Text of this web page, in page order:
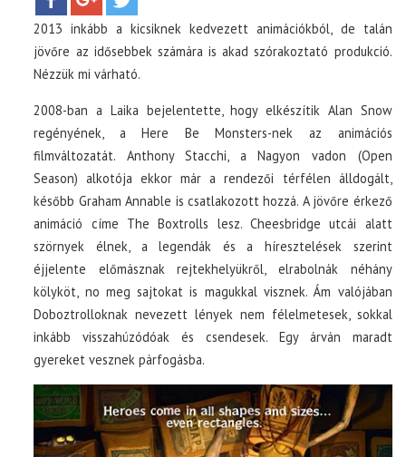
2013 inkább a kicsiknek kedvezett animációkból, de talán
jövőre az idősebbek számára is akad szórakoztató produkció.
Nézzük mi várható.
2008-ban a Laika bejelentette, hogy elkészítik Alan Snow
regényének, a Here Be Monsters-nek az animációs
filmváltozatát. Anthony Stacchi, a Nagyon vadon (Open
Season) alkotója ekkor már a rendezői térfélen álldogált,
később Graham Annable is csatlakozott hozzá. A jövőre érkező
animáció címe The Boxtrolls lesz. Cheesbridge utcái alatt
szörnyek élnek, a legendák és a híresztelések szerint
éjjelente előmásznak rejtekhelyükről, elrabolnák néhány
kölyköt, no meg sajtokat is magukkal visznek. Ám valójában
Doboztrolloknak nevezett lények nem félelmetesek, sokkal
inkább visszahúzódóak és csendesek. Egy árván maradt
gyereket vesznek párfogásba.